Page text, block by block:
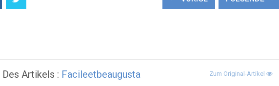
Artikels : Facileetbeaugusta Zum Original-Artikel